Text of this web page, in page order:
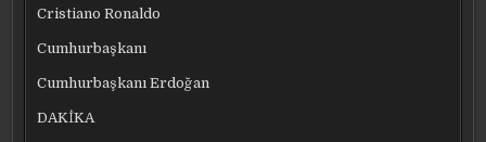
Cristiano Ronaldo
Cumhurbaşkanı
Cumhurbaşkanı Erdoğan
DAKİKA